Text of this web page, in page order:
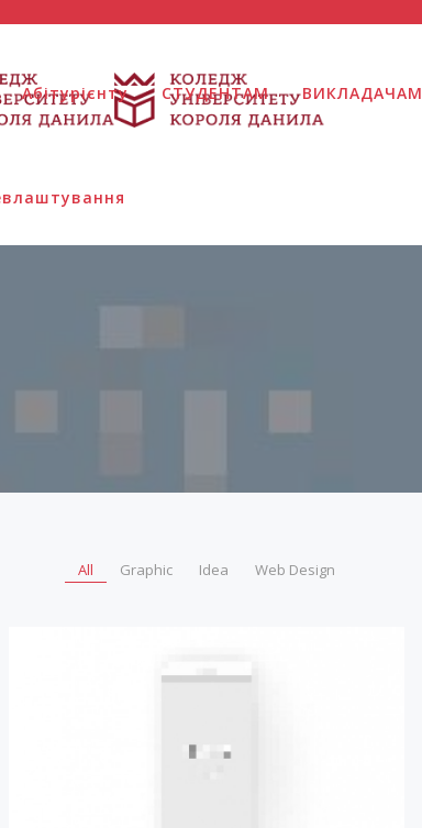
Абітурієнту СТУДЕНТАМ ВИКЛАДАЧАМ
All Graphic Idea Web Design